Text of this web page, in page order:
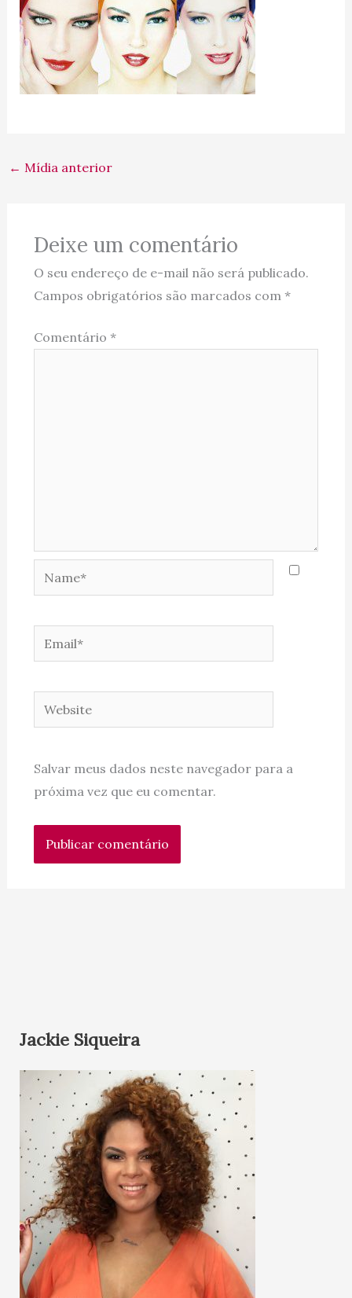
← Mídia anterior
Deixe um comentário
O seu endereço de e-mail não será publicado.
Campos obrigatórios são marcados com *
Comentário *
Name*
Email*
Website
Salvar meus dados neste navegador para a
próxima vez que eu comentar.
Jackie Siqueira